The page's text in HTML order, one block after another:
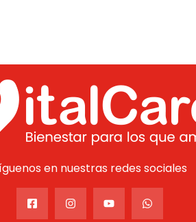
en nuestras redes sociales